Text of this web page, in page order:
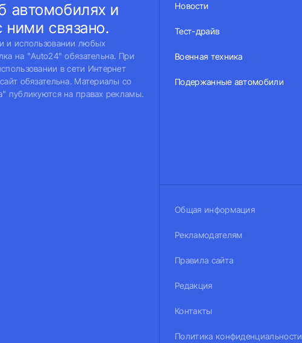
автомобилях и
ними связано.
и использовании любых
на "Auto24" обязательна. При
в сети Интернет
обязательна. Материалы со
публикуются на правах рекламы.
Новости
Тест-драйв
Военная техника
Подержанные автомобили
Общая информация
Рекламодателям
Правила сайта
Редакция
Контакты
Политика конфиденциальности